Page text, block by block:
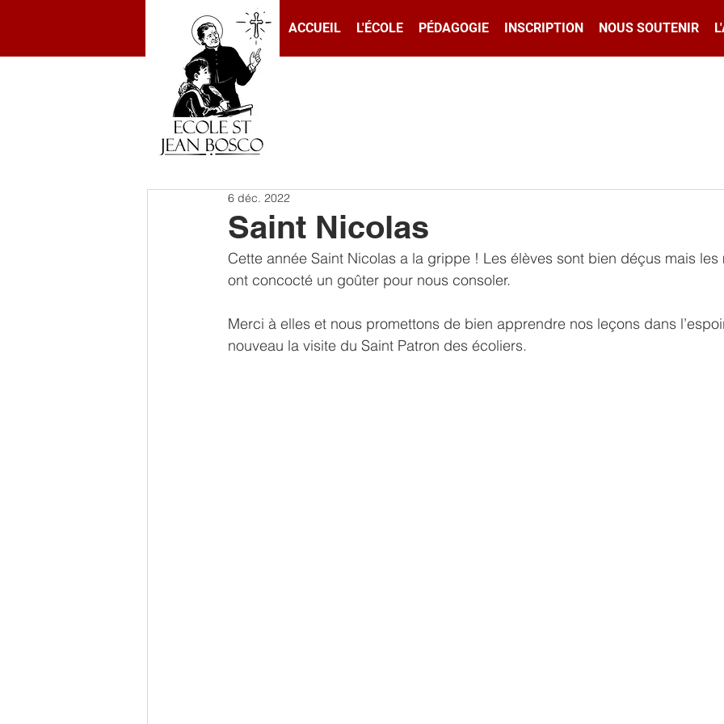
ACCUEIL L'ÉCOLE PÉDAGOGIE INSCRIPTION NOUS SOUTENIR
Saint Nicolas
6 déc. 2022
Cette année Saint Nicolas a la grippe ! Les élèves sont bien déçus mais
ont concocté un goûter pour nous consoler.
Merci à elles et nous promettons de bien apprendre nos leçons dans
nouveau la visite du Saint Patron des écoliers.